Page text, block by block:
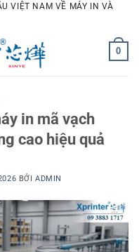
VIỆT NAM VỀ MÁY IN VÀ
0
in mã vạch
cao hiệu quả
BỞI ADMIN